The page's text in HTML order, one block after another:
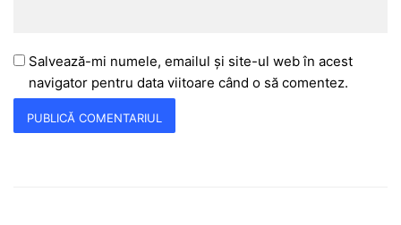
Salvează-mi numele, emailul și site-ul web în acest
navigator pentru data viitoare când o să comentez.